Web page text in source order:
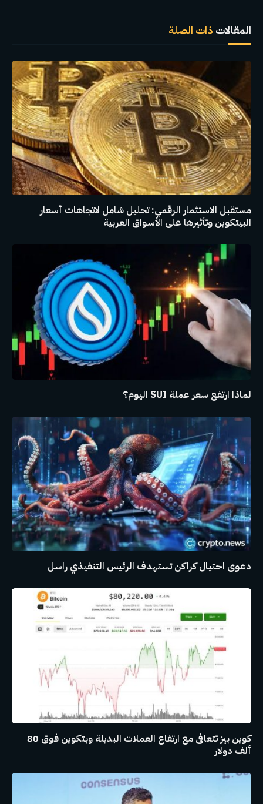
المقالات ذات الصلة
مستقبل الاستثمار الرقمي: تحليل شامل لاتجاهات أسعار
البيتكوين وتأثيرها على الأسواق العربية
لماذا ارتفع سعر عملة SUI اليوم؟
دعوى احتيال كراكن تستهدف الرئيس التنفيذي راسل
كوين بيز تتعافى مع ارتفاع العملات البديلة وبتكوين فوق 80
ألف دولار